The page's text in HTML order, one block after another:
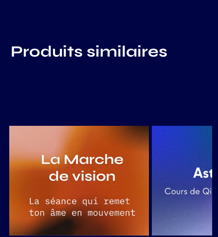
Produits similaires